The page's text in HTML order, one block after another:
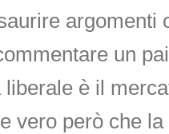
argomenti
un
liberale è il
vero però che